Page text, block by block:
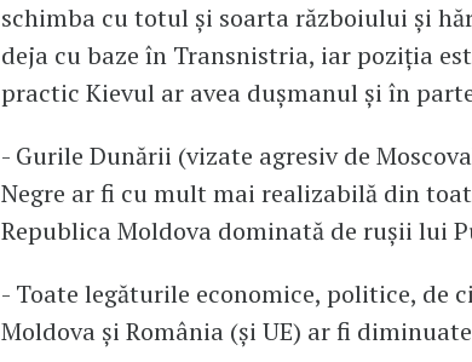
schimba cu totul și soarta războiului și
deja cu baze în Transnistria, iar poziția
practic Kievul ar avea dușmanul și în
- Gurile Dunării (vizate agresiv de
Negre ar fi cu mult mai realizabilă din
Republica Moldova dominată de rușii lui
- Toate legăturile economice, politice, de
Moldova și România (și UE) ar fi